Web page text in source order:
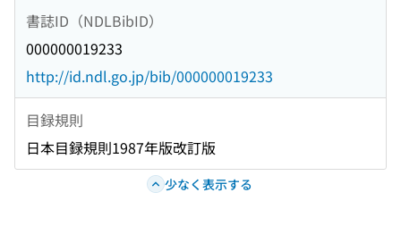
書誌ID（NDLBibID）
000000019233
http://id.ndl.go.jp/bib/000000019233
目録規則
日本目録規則1987年版改訂版
少なく表示する